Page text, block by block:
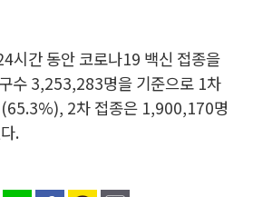
시간 동안 코로나19 백신 접종을
수 3,253,283명을 기준으로 1차
2차 접종은 1,900,170명
.